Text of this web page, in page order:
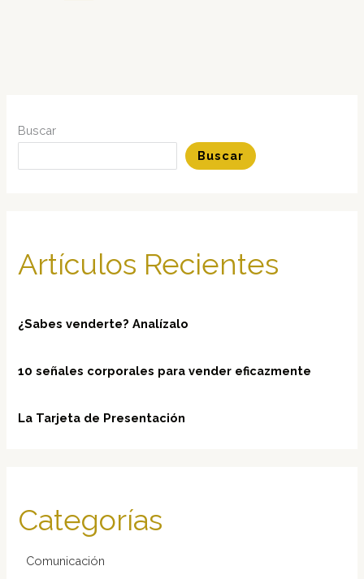
Buscar
Buscar
Artículos Recientes
¿Sabes venderte? Analízalo
10 señales corporales para vender eficazmente
La Tarjeta de Presentación
Categorías
Comunicación